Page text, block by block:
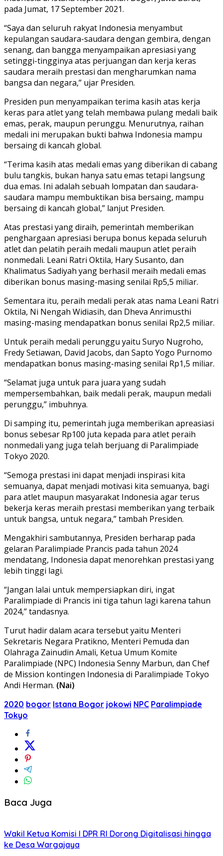
pada Jumat, 17 September 2021.
“Saya dan seluruh rakyat Indonesia menyambut
kepulangan saudara-saudara dengan gembira, dengan
senang, dan bangga menyampaikan apresiasi yang
setinggi-tingginya atas perjuangan dan kerja keras
saudara meraih prestasi dan mengharumkan nama
bangsa dan negara,” ujar Presiden.
Presiden pun menyampaikan terima kasih atas kerja
keras para atlet yang telah membawa pulang medali baik
emas, perak, maupun perunggu. Menurutnya, raihan
medali ini merupakan bukti bahwa Indonesia mampu
bersaing di kancah global.
“Terima kasih atas medali emas yang diberikan di cabang
bulu tangkis, bukan hanya satu emas tetapi langsung
dua emas. Ini adalah sebuah lompatan dan saudara-
saudara mampu membuktikan bisa bersaing, mampu
bersaing di kancah global,” lanjut Presiden.
Atas prestasi yang diraih, pemerintah memberikan
penghargaan apresiasi berupa bonus kepada seluruh
atlet dan pelatih peraih medali maupun atlet peraih
nonmedali. Leani Ratri Oktila, Hary Susanto, dan
Khalimatus Sadiyah yang berhasil meraih medali emas
diberikan bonus masing-masing senilai Rp5,5 miliar.
Sementara itu, peraih medali perak atas nama Leani Ratri
Oktila, Ni Nengah Widiasih, dan Dheva Anrimusthi
masing-masing mendapatkan bonus senilai Rp2,5 miliar.
Untuk peraih medali perunggu yaitu Suryo Nugroho,
Fredy Setiawan, David Jacobs, dan Sapto Yogo Purnomo
mendapatkan bonus masing-masing senilai Rp1,5 miliar.
“Selamat juga untuk para juara yang sudah
mempersembahkan, baik medali perak, maupun medali
perunggu,” imbuhnya.
Di samping itu, pemerintah juga memberikan apreasiasi
bonus sebesar Rp100 juta kepada para atlet peraih
nonmedali yang juga telah berjuang di Paralimpiade
Tokyo 2020.
“Semoga prestasi ini dapat menjadi inspirasi kita
semuanya, dapat menjadi motivasi kita semuanya, bagi
para atlet maupun masyarakat Indonesia agar terus
bekerja keras meraih prestasi memberikan yang terbaik
untuk bangsa, untuk negara,” tambah Presiden.
Mengakhiri sambutannya, Presiden berharap pada
gelaran Paralimpiade Prancis pada tahun 2024
mendatang, Indonesia dapat menorehkan prestasi yang
lebih tinggi lagi.
“Jangan lalai untuk mempersiapkan diri, ingat
Paralimpiade di Prancis ini tiga tahun lagi karena tahun
2024,” tandasnya.
Turut hadir dalam acara tersebut yaitu Menteri
Sekretaris Negara Pratikno, Menteri Pemuda dan
Olahraga Zainudin Amali, Ketua Umum Komite
Paralimpiade (NPC) Indonesia Senny Marbun, dan Chef
de Mission kontingen Indonesia di Paralimpiade Tokyo
Andi Herman. (Nai)
2020 bogor Istana Bogor jokowi NPC Paralimpiade
Tokyo
Baca Juga
Wakil Ketua Komisi I DPR RI Dorong Digitalisasi hingga
ke Desa Wargajaya